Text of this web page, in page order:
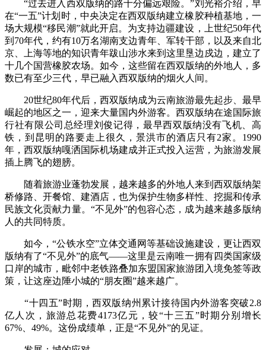
“过去进入西双版纳的路十分偏远艰险。”刘光裕介绍，早
在“一五”计划时，中央决定在西双版纳建立橡胶种植基地，一
场大规模“移民潮”就此开启。为支持边疆建设，上世纪50年代
到70年代，约有10万名湖南支边青年、军转干部，以及来自北
京、上海等地的知识青年跋山涉水来到这里垦边戍边，建立了
十几个国营橡胶农场。如今，这些留在西双版纳的外地人，多
数已有至少三代，早已融入西双版纳的烟火人间。
20世纪80年代后，西双版纳成为云南旅游最先起步、最早
崛起的地区之一，迎来大量国内外游客。西双版纳在途国际旅
行社有限公司总经理刘俊记得，最早西双版纳没有飞机、高
铁，到昆明的路要走上很久，景洪市的酒店只有2家。1990
年，西双版纳嘎洒国际机场建成并正式投入运营，为旅游发展
插上腾飞的翅膀。
随着旅游业蓬勃发展，越来越多的外地人来到西双版纳架
桥修路、开餐馆、建酒店，也为保护生物多样性、挖掘和传承
民族文化贡献力量。“不见外”的包容心态，成为越来越多版纳
人的共同特质。
如今，“公铁水空”立体交通网等基础设施建设，更让西双
版纳有了“不见外”的底气——这里是云南唯一拥有四类国家级
口岸的城市，毗邻中老铁路叠加东盟国家旅游团入境免签等政
策，让这座边陲小城的“朋友圈”越来越广。
“十四五”时期，西双版纳州累计接待国内外游客突破2.8
亿人次，旅游总花费4173亿元，较“十三五”时期分别增长
67%、49%。这份成绩单，正是“不见外”的见证。